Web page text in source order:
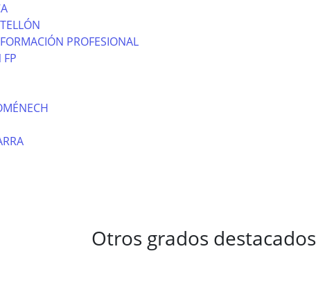
PROFESIONAL
FP
Otros grados destacados